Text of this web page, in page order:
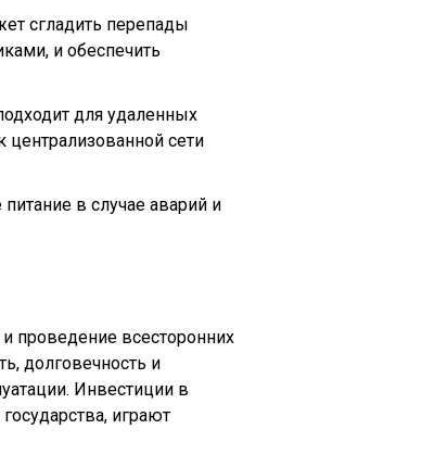
сгладить перепады
и обеспечить
для удаленных
сети
в случае аварий и
проведение всесторонних
долговечность и
Инвестиции в
играют